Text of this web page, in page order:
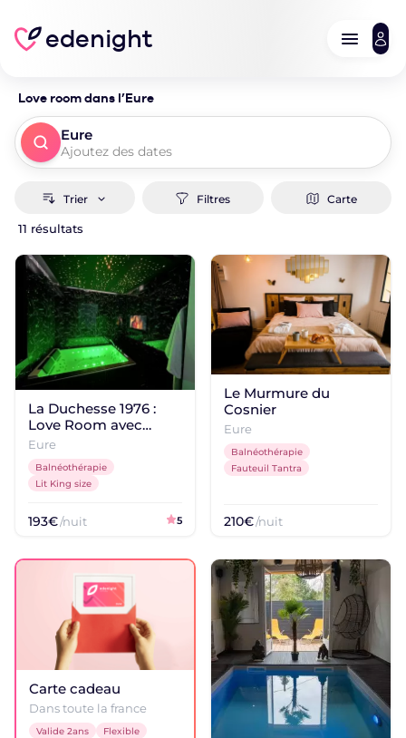
edenight
Love room dans l’Eure
Eure
Ajoutez des dates
Où ?
Rechercher une destination
POUR COMMENCER
Autour de moi
Tous les logements à proximité
Logements coquins
Une atmosphère plus joueuse
Échappée romantique
Vue, jacuzzi, soirée à deux
Dijon
Bourgogne-Franche-Comté
Le Havre
Normandie
Longmesnil
Normandie
Rechercher
Trier Filtres Carte
11 résultats
La Duchesse 1976 :
Love Room avec
jacuzzi à Vernon
Eure
Balnéothérapie
Lit King size
193€/nuit 5
Le Murmure du
Cosnier
Eure
Balnéothérapie
Fauteuil Tantra
210€/nuit
Carte cadeau
Dans toute la france
Valide 2ans Flexible